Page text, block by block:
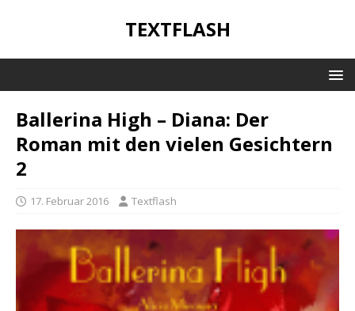
TEXTFLASH
Ballerina High – Diana: Der
Roman mit den vielen Gesichtern
2
17. Februar 2016 Textflash